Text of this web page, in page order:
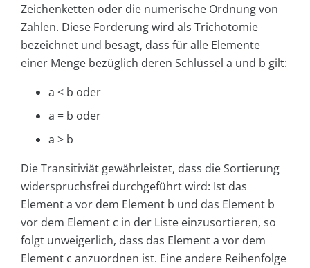
Zeichenketten oder die numerische Ordnung von
Zahlen. Diese Forderung wird als Trichotomie
bezeichnet und besagt, dass für alle Elemente
einer Menge bezüglich deren Schlüssel a und b gilt:
a < b oder
a = b oder
a > b
Die Transitiviät gewährleistet, dass die Sortierung
widerspruchsfrei durchgeführt wird: Ist das
Element a vor dem Element b und das Element b
vor dem Element c in der Liste einzusortieren, so
folgt unweigerlich, dass das Element a vor dem
Element c anzuordnen ist. Eine andere Reihenfolge